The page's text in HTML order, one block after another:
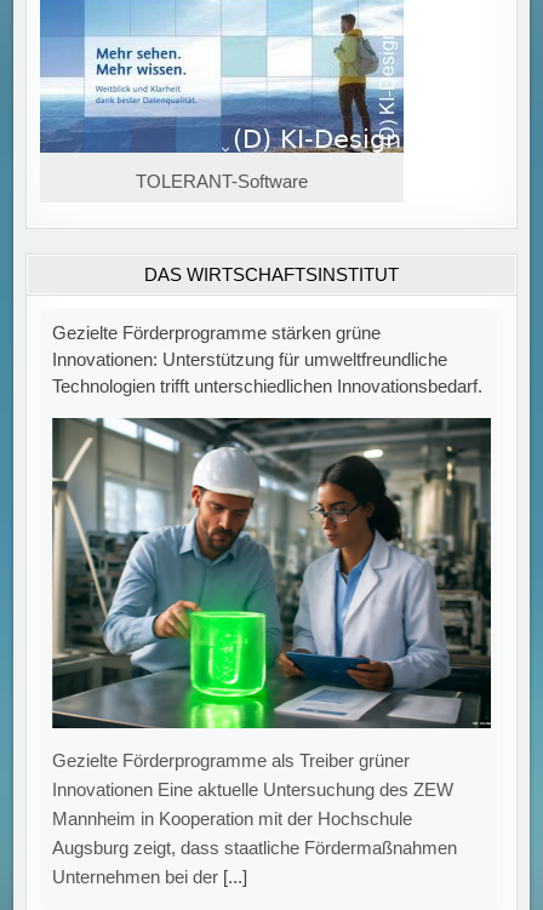
TOLERANT-Software
DAS WIRTSCHAFTSINSTITUT
Gezielte Förderprogramme stärken grüne
Innovationen: Unterstützung für umweltfreundliche
Technologien trifft unterschiedlichen Innovationsbedarf.
Gezielte Förderprogramme als Treiber grüner
Innovationen Eine aktuelle Untersuchung des ZEW
Mannheim in Kooperation mit der Hochschule
Augsburg zeigt, dass staatliche Fördermaßnahmen
Unternehmen bei der[...]
Ausbildungsstellen rückläufig: Übernahmequote sinkt
auf 75 Prozent trotz hoher Zahl unbesetzter Plätze in
Deutschland